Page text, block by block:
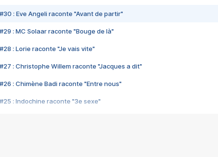
#30 : Eve Angeli raconte "Avant de partir"
#29 : MC Solaar raconte "Bouge de là"
#28 : Lorie raconte "Je vais vite"
#27 : Christophe Willem raconte "Jacques a dit"
#26 : Chimène Badi raconte "Entre nous"
#25 : Indochine raconte "3e sexe"